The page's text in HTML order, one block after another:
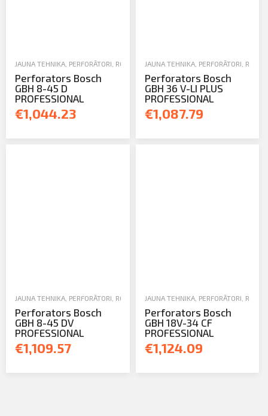
JAUNA TEHNIKA PERFORĀTORI ROKAS UN ELEKTROINSTRUMENTI
Perforators Bosch
GBH 8-45 D
PROFESSIONAL
€1,044.23
JAUNA TEHNIKA, PERFORĀTORI
Perforators Bosch
GBH 36 V-LI PLUS
PROFESSIONAL
€1,087.79
JAUNA TEHNIKA PERFORĀTORI ROKAS UN ELEKTROINSTRUMENTI
Perforators Bosch
GBH 8-45 DV
PROFESSIONAL
€1,109.57
JAUNA TEHNIKA, PERFORĀTORI
Perforators Bosch
GBH 18V-34 CF
PROFESSIONAL
€1,124.09